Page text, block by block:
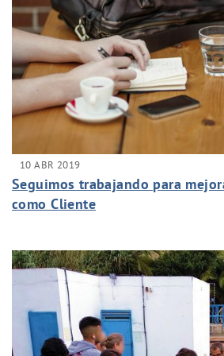
10 ABR 2019
Seguimos trabajando para
como Cliente